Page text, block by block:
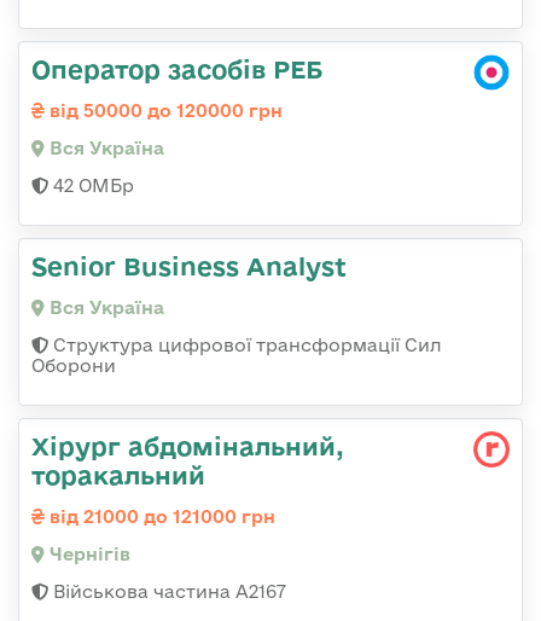
Оператор засобів РЕБ
від 50000 до 120000 грн
Вся Україна
42 ОМБр
Senior Business Analyst
Вся Україна
Структура цифрової трансформації Сил
Оборони
Хірург абдомінальний,
торакальний
від 21000 до 121000 грн
Чернігів
Військова частина А2167